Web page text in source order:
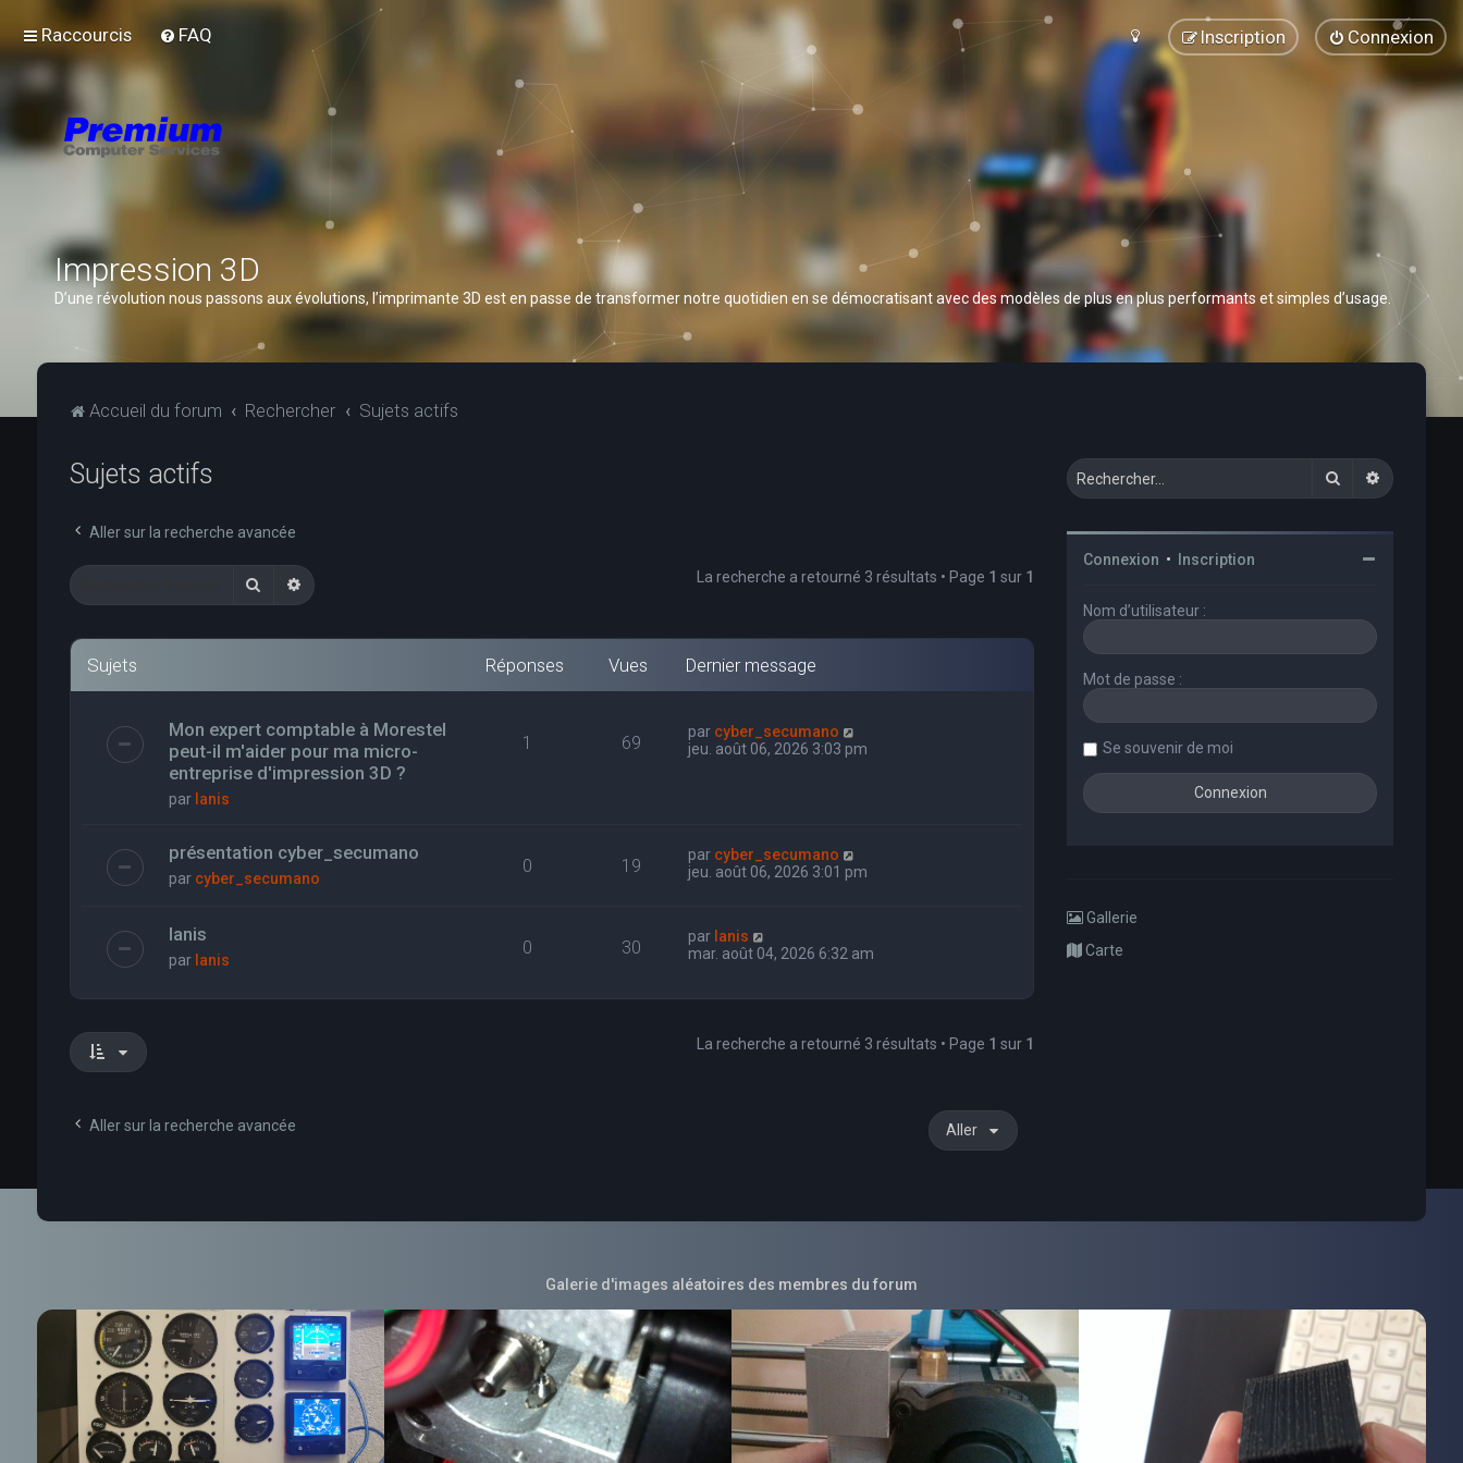
Raccourcis FAQ Connexion
Inscription
Impression 3D
D’une révolution nous passons aux évolutions, l’imprimante 3D est en passe de transformer notre quotidien en se démocratisant avec des modèles de plus en plus performants et simples d’usage.
Accueil du forum Rechercher Sujets actifs
Sujets actifs
Aller sur la recherche avancée
RechercherRecherche avancée La recherche a retourné 3 résultats • Page 1 sur 1
Sujets Réponses Vues Dernier message
Mon expert comptable à Morestel
peut-il m'aider pour ma micro-
entreprise d'impression 3D ?
par Ianis
1 69 par cyber_secumano
jeu. août 06, 2026 3:03 pm
présentation cyber_secumano
par cyber_secumano
0 19 par cyber_secumano
jeu. août 06, 2026 3:01 pm
Ianis
par Ianis
0 30 par Ianis
mar. août 04, 2026 6:32 am
La recherche a retourné 3 résultats • Page 1 sur 1
Aller sur la recherche avancée Aller
Rechercher
Connexion • Inscription
Nom d’utilisateur :
Mot de passe :
Se souvenir de moi
Gallerie
Carte
Galerie d'images aléatoires des membres du forum